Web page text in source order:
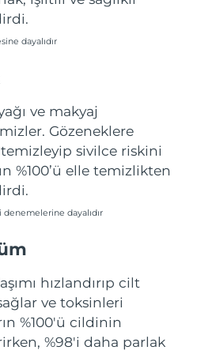
dayalıdır
ve makyaj
Gözeneklere
sivilce riskini
%100’ü elle temizlikten
dayalıdır
hızlandırıp cilt
ve toksinleri
%100'ü cildinin
%98'i daha parlak
Tahmini teslim tarihi
Tahmini teslim tarihi8/10/26
Tahmini teslim tarihi
Tahmini teslim tarihi8/11/26